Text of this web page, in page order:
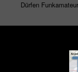
Dürfen